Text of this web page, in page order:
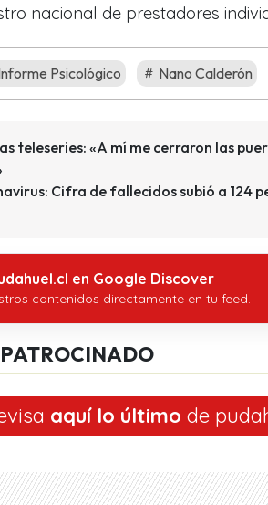
nacional de prestadores
Psicológico Nano Calderón
teleseries: «A mí me cerraron las
Cifra de fallecidos subió a 124
en Google Discover
contenidos directamente en tu feed.
aquí lo último de